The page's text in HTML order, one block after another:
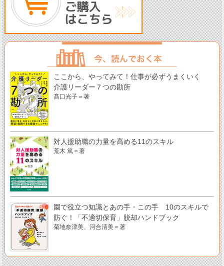
ここから、やってみて！仕事が必ずうまくいく
介護リーダー７つの勘所
髙口光子＝著
対人援助職の力量を高める11のスキル
荒木 篤＝著
園で役立つ知識とあの手・この手 10のスキルで
防ぐ！「不適切保育」脱却ハンドブック
菊地奈津美、河合清美＝著